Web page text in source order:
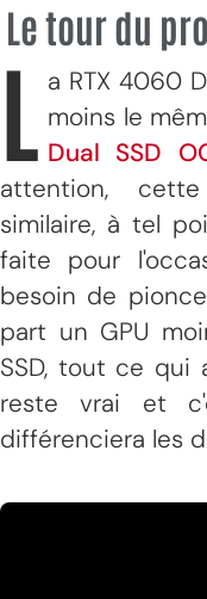
Le tour du
L
a RTX 4060
moins le
Dual SSD
attention,
similaire, à tel
faite pour
besoin de
part un GPU
SSD, tout ce
reste vrai et
différenciera les